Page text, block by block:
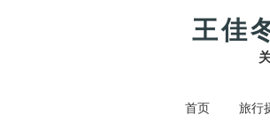
王佳
首页 旅行